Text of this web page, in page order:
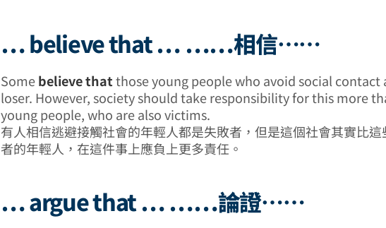
… believe that … ……相信……
Somebelieve thatthose young people who avoid social contact
loser. However, society should take responsibility for this more
young people, who are also victims.
有人相信逃避接觸社會的年輕人都是失敗者，但是這個社會其實比
者的年輕人，在這件事上應負上更多責任。
… argue that … ……論證……